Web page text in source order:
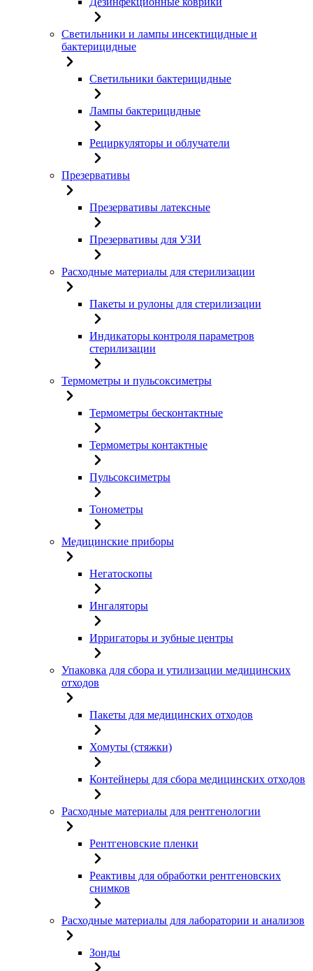
Светильники и лампы инсектицидные и
бактерицидные
Светильники бактерицидные
Лампы бактерицидные
Рециркуляторы и облучатели
Презервативы
Презервативы латексные
Презервативы для УЗИ
Расходные материалы для стерилизации
Пакеты и рулоны для стерилизации
Индикаторы контроля параметров
стерилизации
Термометры и пульсоксиметры
Термометры бесконтактные
Термометры контактные
Пульсоксиметры
Тонометры
Медицинские приборы
Негатоскопы
Ингаляторы
Ирригаторы и зубные центры
Упаковка для сбора и утилизации медицинских
отходов
Пакеты для медицинских отходов
Хомуты (стяжки)
Контейнеры для сбора медицинских отходов
Расходные материалы для рентгенологии
Рентгеновские пленки
Реактивы для обработки рентгеновских
снимков
Расходные материалы для лаборатории и анализов
Зонды